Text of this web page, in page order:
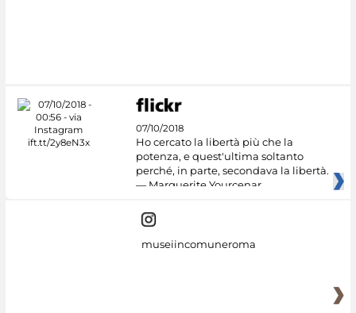
07/10/2018
Ho cercato la libertà più che la
potenza, e quest'ultima soltanto
perché, in parte, secondava la libertà.
— Marguerite Yourcenar
museiincomuneroma